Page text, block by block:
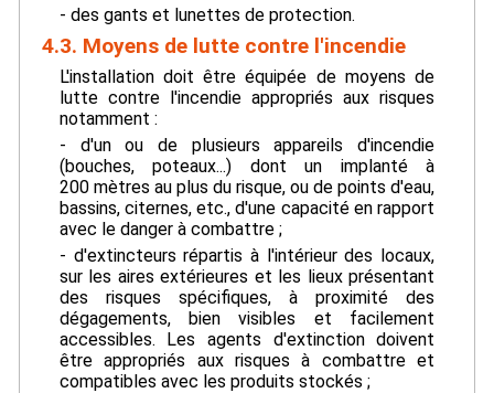
- des gants et lunettes de protection.
4.3. Moyens de lutte contre l'incendie
L'installation doit être équipée de moyens de
lutte contre l'incendie appropriés aux risques
notamment :
- d'un ou de plusieurs appareils d'incendie
(bouches, poteaux...) dont un implanté à
200 mètres au plus du risque, ou de points d'eau,
bassins, citernes, etc., d'une capacité en rapport
avec le danger à combattre ;
- d'extincteurs répartis à l'intérieur des locaux,
sur les aires extérieures et les lieux présentant
des risques spécifiques, à proximité des
dégagements, bien visibles et facilement
accessibles. Les agents d'extinction doivent
être appropriés aux risques à combattre et
compatibles avec les produits stockés ;